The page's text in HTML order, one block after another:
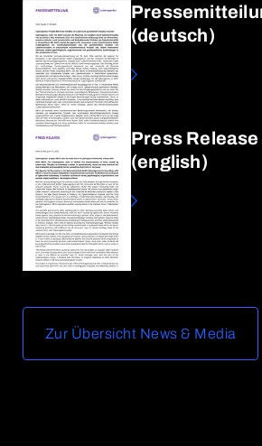
(deutsch)
Press Release
(english)
Zur Übersicht News & Media